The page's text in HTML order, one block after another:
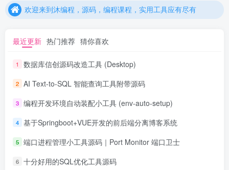
欢迎来到沐编程，源码，编程课程，实用工具应有尽有
最近更新 热门推荐 猜你喜欢
1 数据库信创源码改造工具 (Desktop)
2 AI Text-to-SQL 智能查询工具附带源码
3 编程开发环境自动装配小工具 (env-auto-setup)
4 基于Springboot+VUE开发的前后端分离博客系统
5 端口进程管理小工具源码｜Port Monitor 端口卫士
6 十分好用的SQL优化工具源码